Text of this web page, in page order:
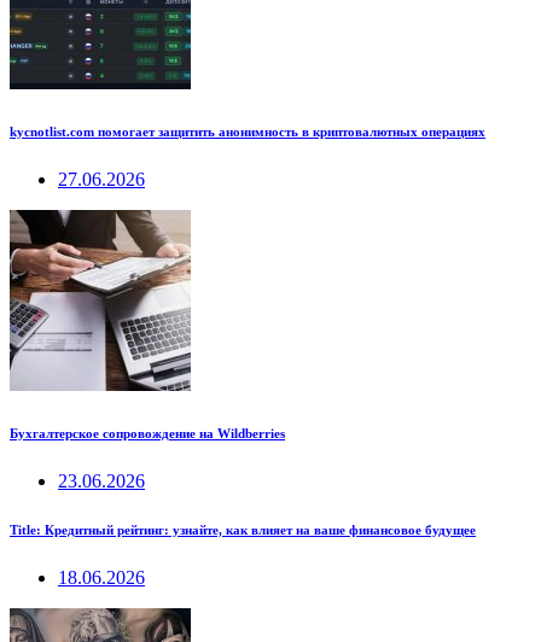
kycnotlist.com помогает защитить анонимность в криптовалютных операциях
27.06.2026
Бухгалтерское сопровождение на Wildberries
23.06.2026
Title: Кредитный рейтинг: узнайте, как влияет на ваше финансовое будущее
18.06.2026